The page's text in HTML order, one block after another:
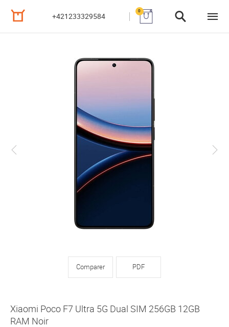
+421233329584
0
Comparer PDF
Xiaomi Poco F7 Ultra 5G Dual SIM 256GB 12GB
RAM Noir